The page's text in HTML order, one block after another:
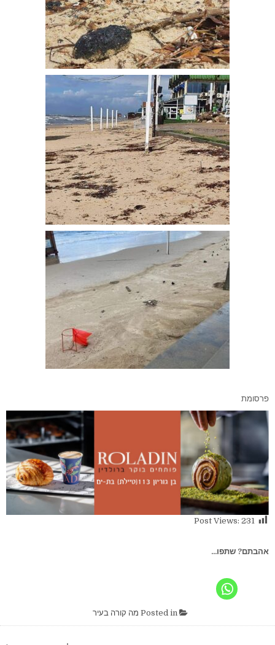
פרסומת
Post Views: 231
אהבתם? שתפו...
מה קורה בעיר